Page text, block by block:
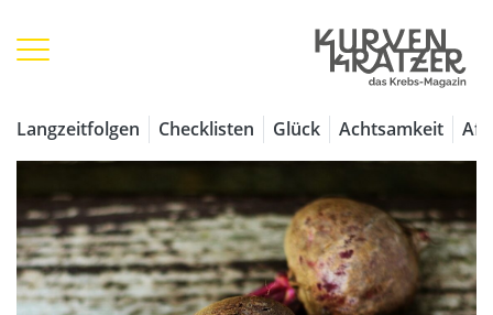
Langzeitfolgen Checklisten Glück Achtsamkeit